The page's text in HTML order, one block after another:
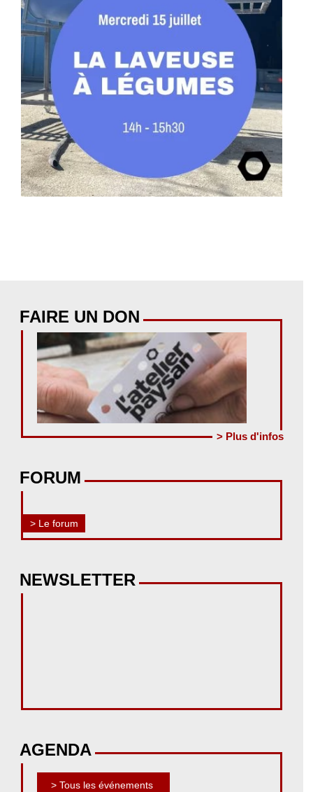
FAIRE UN DON
> Plus d'infos
FORUM
> Le forum
NEWSLETTER
AGENDA
> Tous les événements